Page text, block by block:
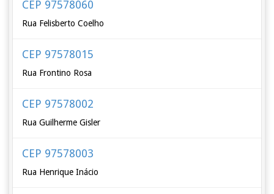
CEP 97578060
Rua Felisberto Coelho
CEP 97578015
Rua Frontino Rosa
CEP 97578002
Rua Guilherme Gisler
CEP 97578003
Rua Henrique Inácio